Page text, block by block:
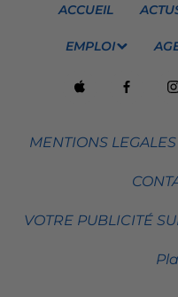
ACCUEIL
EMPLOI
MENTIONS LEGALES
VOTRE PUBLICITÉ